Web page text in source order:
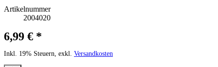
Artikelnummer
2004020
6,99 € *
Inkl. 19% Steuern, exkl. Versandkosten